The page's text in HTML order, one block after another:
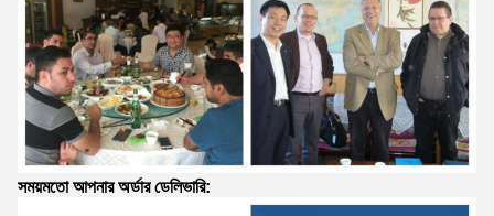
সময়মতো আপনার অর্ডার ডেলিভারি: